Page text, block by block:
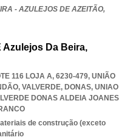
- AZULEJOS DE AZEITÃO,
Azulejos Da Beira,
116 LOJA A, 6230-479, UNIÃO
VALVERDE, DONAS, UNIAO
DONAS ALDEIA JOANES
de construção (exceto